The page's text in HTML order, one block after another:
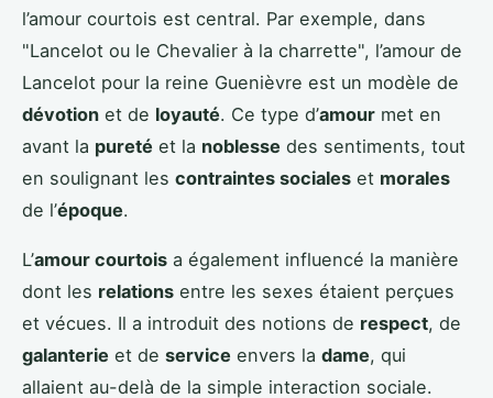
l’amour courtois est central. Par exemple, dans
"Lancelot ou le Chevalier à la charrette", l’amour de
Lancelot pour la reine Guenièvre est un modèle de
dévotion et de loyauté. Ce type d’amour met en
avant la pureté et la noblesse des sentiments, tout
en soulignant les contraintes sociales et morales
de l’époque.
L’amour courtois a également influencé la manière
dont les relations entre les sexes étaient perçues
et vécues. Il a introduit des notions de respect, de
galanterie et de service envers la dame, qui
allaient au-delà de la simple interaction sociale.